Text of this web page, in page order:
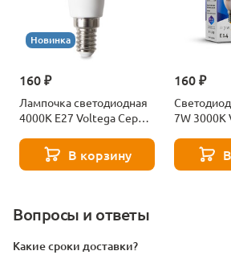
Новинка
160 ₽
Лампочка светодиодная
4000К Е27 Voltega Серия
В корзину
160 ₽
7W 3000K
Вопросы и ответы
Какие сроки доставки?